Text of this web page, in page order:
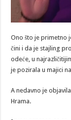
Ono što je primetno
čini i da je stajling
odeće, u
je pozirala u majici
A nedavno je
Hrama.